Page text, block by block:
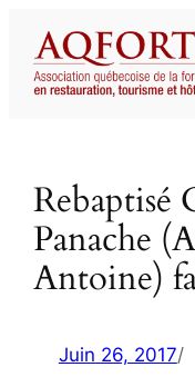
contenu
Rebaptisé
Panache
Antoine)
Juin 26, 2017/